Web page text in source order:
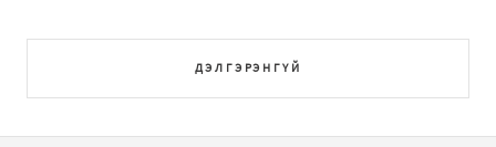
ДЭЛГЭРЭНГҮЙ